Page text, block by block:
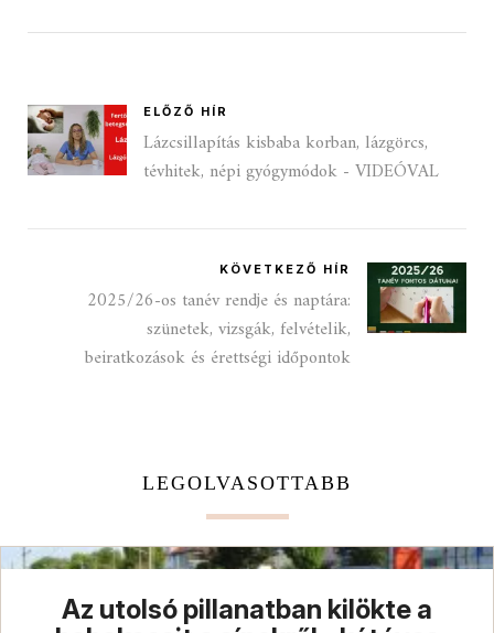
ELŐZŐ HÍR
Lázcsillapítás kisbaba korban, lázgörcs,
tévhitek, népi gyógymódok - VIDEÓVAL
KÖVETKEZŐ HÍR
2025/26-os tanév rendje és naptára:
szünetek, vizsgák, felvételik,
beiratkozások és érettségi időpontok
LEGOLVASOTTABB
Az utolsó pillanatban kilökte a